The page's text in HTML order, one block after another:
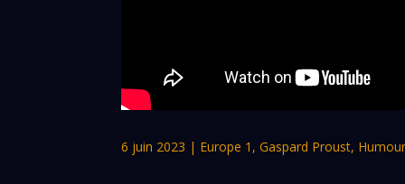
6 juin 2023 | Europe 1 ,Gaspard Proust,